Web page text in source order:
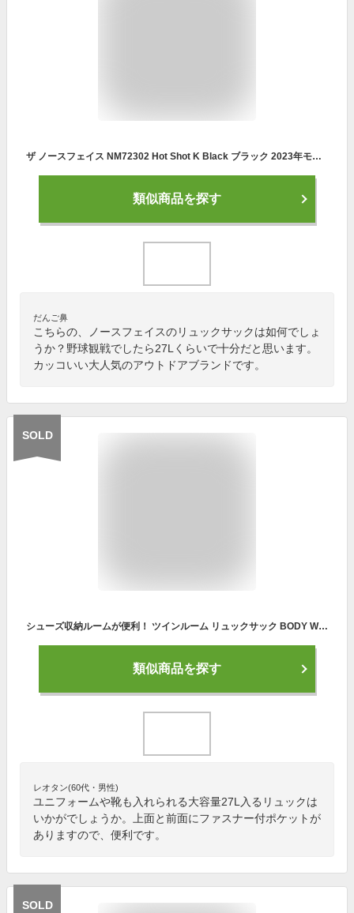
ザ ノースフェイス NM72302 Hot Shot K Black ブラック 2023年モデル The North Face ホットショット 27L
類似商品を探す
だんご鼻
こちらの、ノースフェイスのリュックサックは如何でしょ
うか？野球観戦でしたら27Lくらいで十分だと思います。
カッコいい大人気のアウトドアブランドです。
SOLD
シューズ収納ルームが便利！ ツインルーム リュックサック BODY WOLF BW-17 リュック メンズ レディース 27L リュック 上履き 靴 スポーツ アウトドア ジム通い 持ち出し 通学 防災リュック 災害 地震対策 迷彩 カモフラ プレゼント 父の日 ギフト プレゼント
類似商品を探す
レオタン(60代・男性)
ユニフォームや靴も入れられる大容量27L入るリュックは
いかがでしょうか。上面と前面にファスナー付ポケットが
ありますので、便利です。
SOLD